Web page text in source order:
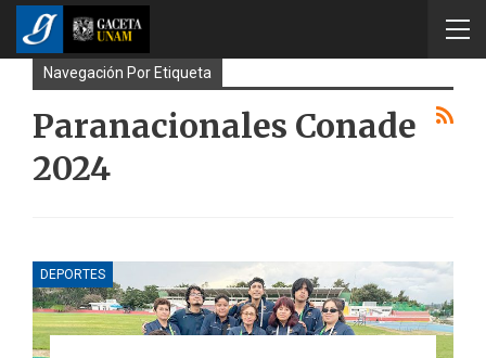
Navegación Por Etiqueta
Paranacionales Conade
2024
DEPORTES